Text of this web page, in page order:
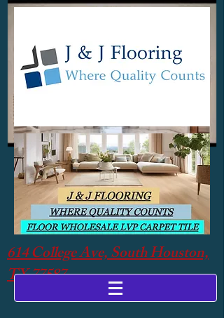
614 College Ave, South Houston,
TX 77587